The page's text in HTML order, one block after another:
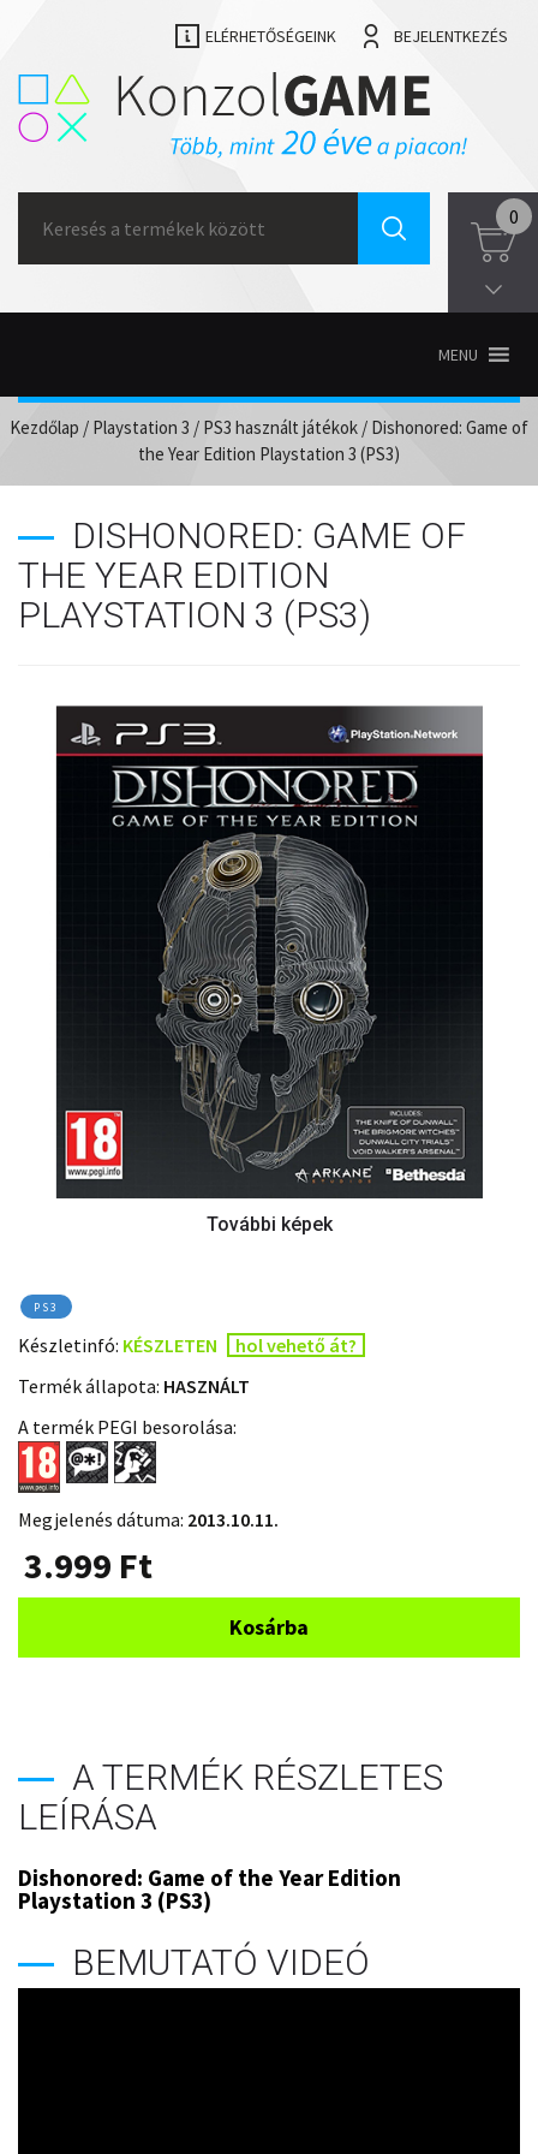
ELÉRHETŐSÉGEINK BEJELENTKEZÉS
for:
0
MENU
Kezdőlap / Playstation 3 / PS3 használt játékok / Dishonored: Game of
the Year Edition Playstation 3 (PS3)
DISHONORED: GAME OF
THE YEAR EDITION
PLAYSTATION 3 (PS3)
PS3
Készletinfó: KÉSZLETEN
hol vehető át?
Termék állapota: HASZNÁLT
A termék PEGI besorolása:
Megjelenés dátuma: 2013.10.11.
3.999 Ft
Kosárba
A TERMÉK RÉSZLETES
LEÍRÁSA
Dishonored: Game of the Year Edition
Playstation 3 (PS3)
BEMUTATÓ VIDEÓ